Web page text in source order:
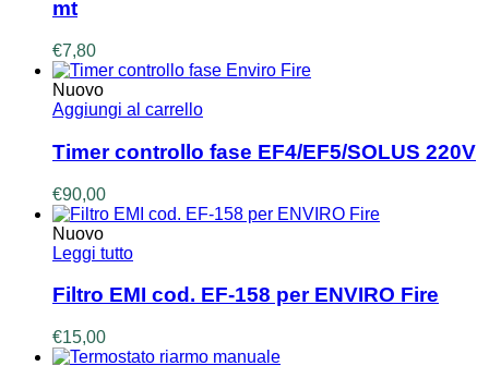
mt
€7,80
Nuovo
Aggiungi al carrello
Timer controllo fase EF4/EF5/SOLUS 220V
€90,00
Nuovo
Leggi tutto
Filtro EMI cod. EF-158 per ENVIRO Fire
€15,00